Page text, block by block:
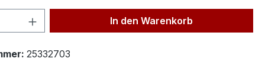
Anzahl: Gib den gewünschten Wert
In den Warenkorb
25332703